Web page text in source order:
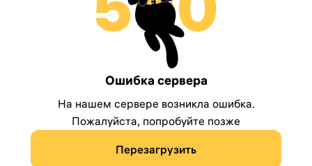
Ошибка сервера
На нашем сервере возникла ошибка.
Пожалуйста, попробуйте позже
Перезагрузить